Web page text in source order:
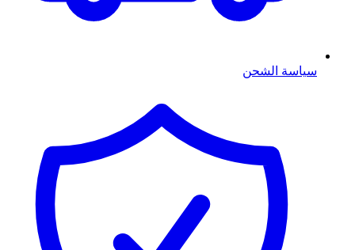
سياسة الشحن